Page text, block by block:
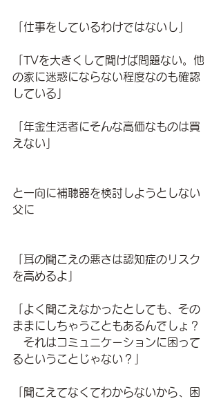
「仕事をしているわけではないし」
「TVを大きくして聞けば問題ない。他
の家に迷惑にならない程度なのも確認
している」
「年金生活者にそんな高価なものは買
えない」
と一向に補聴器を検討しようとしない
父に
「耳の聞こえの悪さは認知症のリスク
を高めるよ」
「よく聞こえなかったとしても、その
ままにしちゃうこともあるんでしょ？
それはコミュニケーションに困って
るということじゃない？」
「聞こえてなくてわからないから、困